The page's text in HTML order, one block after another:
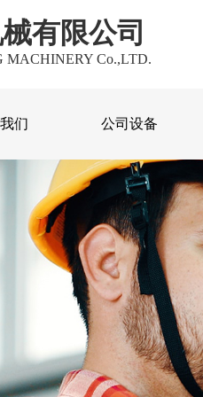
有限公司
MACHINERY Co.,LTD.
们 公司设备